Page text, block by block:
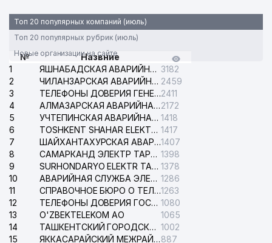
Топ 20 популярных компаний (июль)
Топ 20 популярных рубрик (июль)
Новые организации на сайте
№
Назвние
1
ЯШНАБАДСКАЯ АВАРИЙНАЯ СЛУЖБА ЭЛЕКТРОСЕТИ 3182
2
ЧИЛАНЗАРСКАЯ АВАРИЙНАЯ СЛУЖБА ЭЛЕКТРОСЕТИ 2459
3
ТЕЛЕФОНЫ ДОВЕРИЯ ГЕНЕРАЛЬНОЙ ПРОКУРАТУРЫ РЕСПУБЛИКИ УЗБЕКИСТАН2411
4
АЛМАЗАРСКАЯ АВАРИЙНАЯ СЛУЖБА ЭЛЕКТРОСЕТИ2172
5
УЧТЕПИНСКАЯ АВАРИЙНАЯ СЛУЖБА ЭЛЕКТРОСЕТИ 1418
6
TOSHKENT SHAHAR ELEKTR TARMOQLARI KORXONASI АО 1417
7
ШАЙХАНТАХУРСКАЯ АВАРИЙНАЯ СЛУЖБА ЭЛЕКТРОСЕТИ1407
8
САМАРКАНД ЭЛЕКТР ТАРМОКЛАРИ АО 1398
9
SURHONDARYO ELEKTR TARMOKLARI АО 1378
10
АВАРИЙНАЯ СЛУЖБА ЭЛЕКТРОСЕТИ ТАШКЕНТСКОГО РАЙОНА 1286
11
СПРАВОЧНОЕ БЮРО О ТЕЛЕФОНАХ ОРГАНИЗАЦИЙ г. ТАШКЕНТА1263
12
ТЕЛЕФОНЫ ДОВЕРИЯ ГОСУДАРСТВЕННОГО ЦЕНТРА ТЕСТИРОВАНИЯ 1080
13
O'ZBEKTELEKOM АО
1065
14
ТАШКЕНТСКИЙ ГОРОДСКОЙ СУД ПО ГРАЖДАНСКИМ ДЕЛАМ 1002
15
ЯККАСАРАЙСКИЙ МЕЖРАЙОННЫЙ СУД ПО ГРАЖДАНСКИМ ДЕЛАМ887